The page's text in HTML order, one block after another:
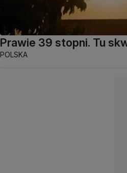
Prawie 39 stopni. Tu
POLSKA